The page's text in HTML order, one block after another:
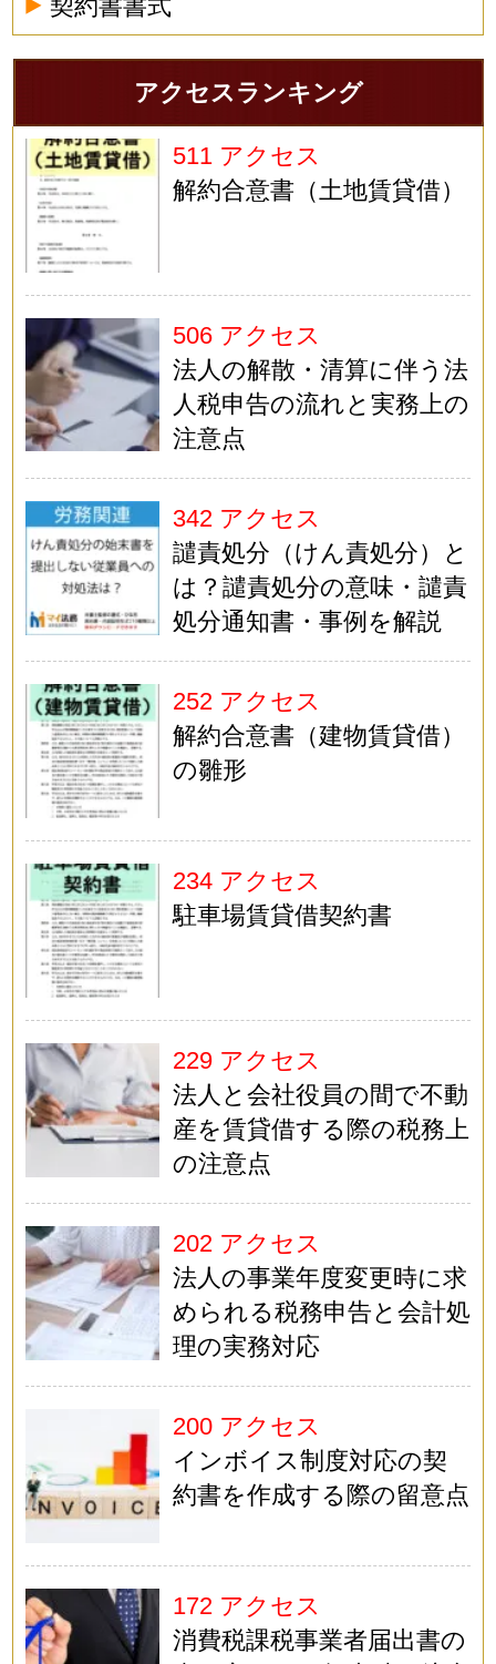
契約書書式
アクセスランキング
511 アクセス
解約合意書（土地賃貸借）
506 アクセス
法人の解散・清算に伴う法
人税申告の流れと実務上の
注意点
342 アクセス
譴責処分（けん責処分）と
は？譴責処分の意味・譴責
処分通知書・事例を解説
252 アクセス
解約合意書（建物賃貸借）
の雛形
234 アクセス
駐車場賃貸借契約書
229 アクセス
法人と会社役員の間で不動
産を賃貸借する際の税務上
の注意点
202 アクセス
法人の事業年度変更時に求
められる税務申告と会計処
理の実務対応
200 アクセス
インボイス制度対応の契
約書を作成する際の留意点
172 アクセス
消費税課税事業者届出書の